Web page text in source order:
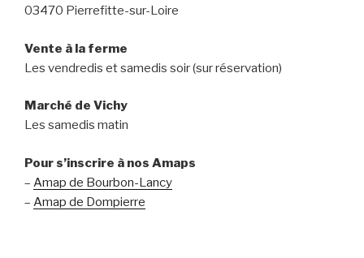
03470 Pierrefitte-sur-Loire
Vente à la ferme
Les vendredis et samedis soir (sur réservation)
Marché de Vichy
Les samedis matin
Pour s’inscrire à nos Amaps
– Amap de Bourbon-Lancy
– Amap de Dompierre